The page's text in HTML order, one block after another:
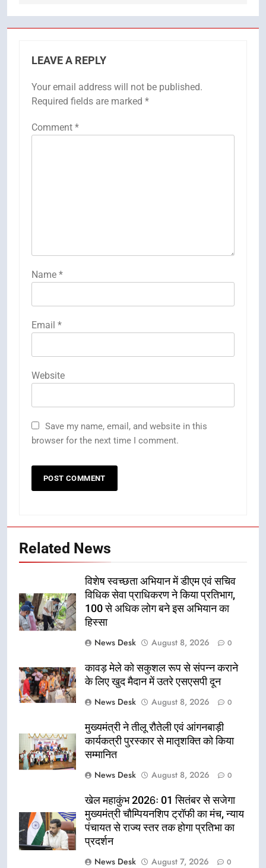
LEAVE A REPLY
Your email address will not be published.
Required fields are marked *
Comment *
Name *
Email *
Website
Save my name, email, and website in this
browser for the next time I comment.
Related News
विशेष स्वच्छता अभियान में डीएम एवं सचिव
विधिक सेवा प्राधिकरण ने किया प्रतिभाग,
100 से अधिक लोग बने इस अभियान का
हिस्सा
News Desk
August 8, 2026 0
कावड़ मेले को सकुशल रूप से संपन्न कराने
के लिए खुद मैदान में उतरे एसएसपी दून
News Desk
August 8, 2026 0
मुख्यमंत्री ने तीलू रौतेली एवं आंगनबाड़ी
कार्यकत्री पुरस्कार से मातृशक्ति को किया
सम्मानित
News Desk
August 8, 2026 0
खेल महाकुंभ 2026ः 01 सितंबर से सजेगा
मुख्यमंत्री चौम्पियनशिप ट्रॉफी का मंच, न्याय
पंचायत से राज्य स्तर तक होगा प्रतिभा का
प्रदर्शन
News Desk
August 7, 2026 0